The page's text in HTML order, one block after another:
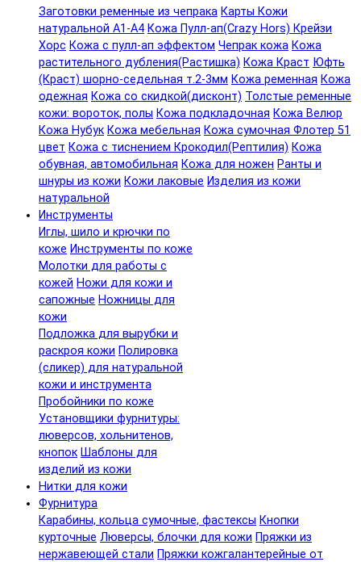
Заготовки ременные из чепрака Карты Кожи
натуральной А1-А4 Кожа Пулл-ап(Crazy Hors) Крейзи
Хорс Кожа с пулл-ап эффектом Чепрак кожа Кожа
растительного дубления(Растишка) Кожа Краст Юфть
(Краст) шорно-седельная т.2-3мм Кожа ременная Кожа
одежная Кожа со скидкой(дисконт) Толстые ременные
кожи: вороток, полы Кожа подкладочная Кожа Велюр
Кожа Нубук Кожа мебельная Кожа сумочная Флотер 51
цвет Кожа с тиснением Крокодил(Рептилия) Кожа
обувная, автомобильная Кожа для ножен Ранты и
шнуры из кожи Кожи лаковые Изделия из кожи
натуральной
Инструменты
Иглы, шило и крючки по
коже Инструменты по коже
Молотки для работы с
кожей Ножи для кожи и
сапожные Ножницы для
кожи
Подложка для вырубки и
раскроя кожи Полировка
(сликер) для натуральной
кожи и инструмента
Пробойники по коже
Установщики фурнитуры:
люверсов, хольнитенов,
кнопок Шаблоны для
изделий из кожи
Нитки для кожи
Фурнитура
Карабины, кольца сумочные, фастексы Кнопки
курточные Люверсы, блочки для кожи Пряжки из
нержавеющей стали Пряжки кожгалантерейные от